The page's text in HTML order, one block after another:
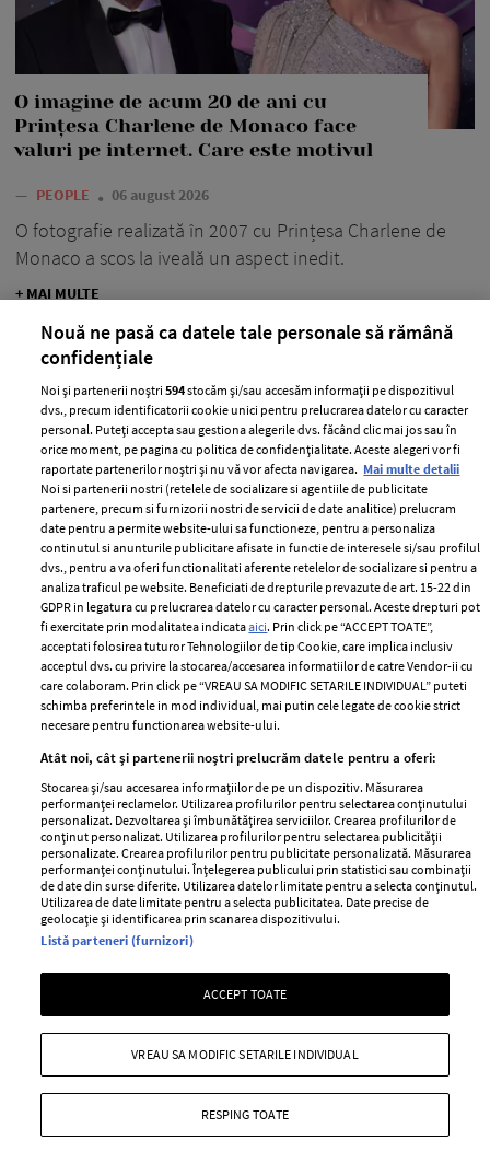
O imagine de acum 20 de ani cu
Prințesa Charlene de Monaco face
valuri pe internet. Care este motivul
— PEOPLE 06 august 2026
O fotografie realizată în 2007 cu Prințesa Charlene de
Monaco a scos la iveală un aspect inedit.
+ MAI MULTE
Lora, declarații sincere despre
problemele ei de sănătate. Ce diagnostic
i-au dat medicii
06 august 2026
Lora a dezvăluit că se confruntă cu mai multe probleme
de sănătate.
+ MAI MULTE
Nouă ne pasă ca datele tale personale să rămână
confidențiale
Noi și partenerii noștri594stocăm și/sau accesăm informații pe dispozitivul
dvs., precum identificatorii cookie unici pentru prelucrarea datelor cu caracter
personal. Puteți accepta sau gestiona alegerile dvs. făcând clic mai jos sau în
orice moment, pe pagina cu politica de confidențialitate. Aceste alegeri vor fi
raportate partenerilor noștri și nu vă vor afecta navigarea. Mai multe detalii
Noi si partenerii nostri (retelele de socializare si agentiile de publicitate
partenere, precum si furnizorii nostri de servicii de date analitice) prelucram
date pentru a permite website-ului sa functioneze, pentru a personaliza
continutul si anunturile publicitare afisate in functie de interesele si/sau profilul
dvs., pentru a va oferi functionalitati aferente retelelor de socializare si pentru a
analiza traficul pe website. Beneficiati de drepturile prevazute de art. 15-22 din
GDPR in legatura cu prelucrarea datelor cu caracter personal. Aceste drepturi pot
fi exercitate prin modalitatea indicataaici. Prin click pe “ACCEPT TOATE”,
acceptati folosirea tuturor Tehnologiilor de tip Cookie, care implica inclusiv
acceptul dvs. cu privire la stocarea/accesarea informatiilor de catre Vendor-ii cu
care colaboram. Prin click pe “VREAU SA MODIFIC SETARILE INDIVIDUAL” puteti
schimba preferintele in mod individual, mai putin cele legate de cookie strict
necesare pentru functionarea website-ului.
Atât noi, cât și partenerii noștri prelucrăm datele pentru a oferi:
Stocarea și/sau accesarea informațiilor de pe un dispozitiv. Măsurarea
performanței reclamelor. Utilizarea profilurilor pentru selectarea conținutului
personalizat. Dezvoltarea și îmbunătățirea serviciilor. Crearea profilurilor de
conținut personalizat. Utilizarea profilurilor pentru selectarea publicității
personalizate. Crearea profilurilor pentru publicitate personalizată. Măsurarea
performanței conținutului. Înțelegerea publicului prin statistici sau combinații
de date din surse diferite. Utilizarea datelor limitate pentru a selecta conținutul.
Utilizarea de date limitate pentru a selecta publicitatea. Date precise de
geolocație și identificarea prin scanarea dispozitivului.
Listă parteneri (furnizori)
ACCEPT TOATE
RESPING TOATE
VREAU SA MODIFIC SETARILE INDIVIDUAL